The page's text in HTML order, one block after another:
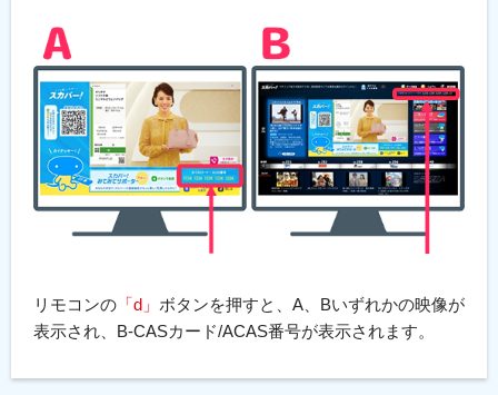
リモコンの 「d」 ボタンを押すと、A、Bいずれかの映像が
表示され、B-CASカード/ACAS番号が表示されます。